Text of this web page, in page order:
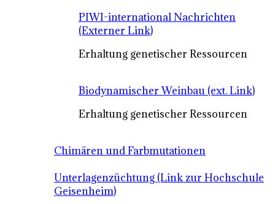
PIWI-international Nachrichten
(Externer Link)
Erhaltung genetischer Ressourcen
Biodynamischer Weinbau (ext. Link)
Erhaltung genetischer Ressourcen
Chimären und Farbmutationen
Unterlagenzüchtung (Link zur Hochschule
Geisenheim)